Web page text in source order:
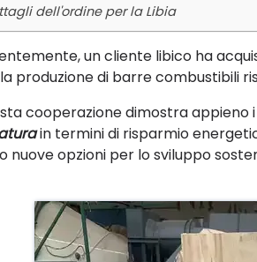
dell'ordine per la Libia
un cliente libico ha
produzione di barre combustibili
cooperazione dimostra appieno
in termini di risparmio
nuove opzioni per lo sviluppo